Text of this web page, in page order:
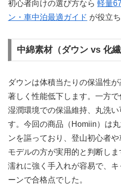
初心者向けの選び方なら 軽量
ン・車中泊最適ガイド が役立ち
中綿素材（ダウン vs 化
ダウンは体積当たりの保温性
著しく性能低下します。一方
湿潤環境での保温維持、丸洗
す。今回の商品（Homiin）は
ンを謳っており、登山初心者
モデルの方が実用的と判断し
濡れに強く手入れが容易で、
ーンで合格点でした。